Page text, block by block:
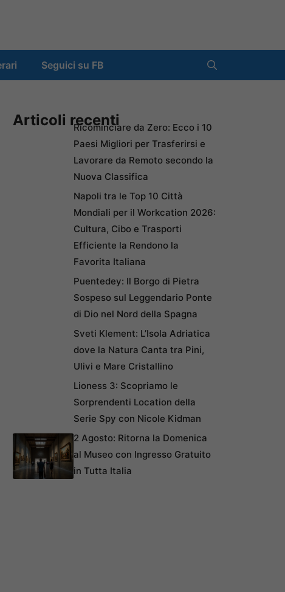
Seguici su FB
Articoli recentiRicominciare da Zero: Ecco i 10
Paesi Migliori per Trasferirsi e
Lavorare da Remoto secondo la
Nuova Classifica
Napoli tra le Top 10 Città
Mondiali per il Workcation 2026:
Cultura, Cibo e Trasporti
Efficiente la Rendono la
Favorita Italiana
Puentedey: Il Borgo di Pietra
Sospeso sul Leggendario Ponte
di Dio nel Nord della Spagna
Sveti Klement: L’Isola Adriatica
dove la Natura Canta tra Pini,
Ulivi e Mare Cristallino
Lioness 3: Scopriamo le
Sorprendenti Location della
Serie Spy con Nicole Kidman
2 Agosto: Ritorna la Domenica
al Museo con Ingresso Gratuito
in Tutta Italia